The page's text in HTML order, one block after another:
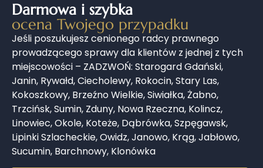
Darmowa i szybka
ocena Twojego przypadku
Jeśli poszukujesz cenionego radcy prawnego
prowadzącego sprawy dla klientów z jednej z tych
miejscowości – ZADZWOŃ: Starogard Gdański,
Janin, Rywałd, Ciecholewy, Rokocin, Stary Las,
Kokoszkowy, Brzeźno Wielkie, Siwiałka, Żabno,
Trzcińsk, Sumin, Zduny, Nowa Rzeczna, Kolincz,
Linowiec, Okole, Koteże, Dąbrówka, Szpęgawsk,
Lipinki Szlacheckie, Owidz, Janowo, Krąg, Jabłowo,
Sucumin, Barchnowy, Klonówka